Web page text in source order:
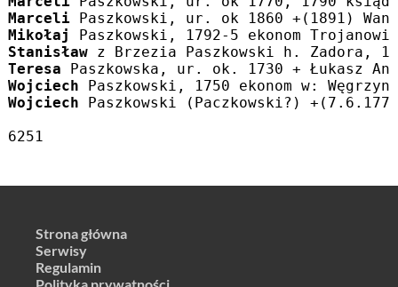
Marceli Paszkowski, ur. ok 1860 +(1891)
Mikołaj
Paszkowski, 1792-5 ekonom
Stanisław z Brzezia Paszkowski h. Zadora,
Teresa Paszkowska, ur. ok. 1730 + Łukasz
Wojciech Paszkowski, 1750 ekonom w:
Wojciech Paszkowski (Paczkowski?)
6251
Strona główna
Serwisy
Regulamin